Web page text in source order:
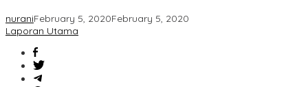
nuraniFebruary 5, 2020February 5, 2020
Laporan Utama